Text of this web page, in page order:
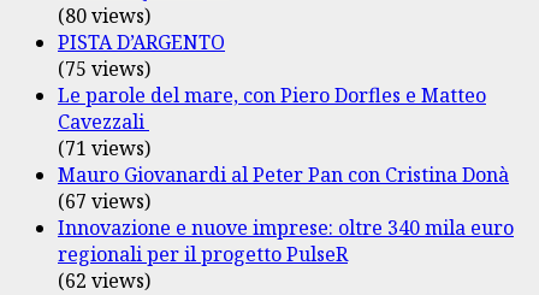
(80 views)
PISTA D’ARGENTO
(75 views)
Le parole del mare, con Piero Dorfles e Matteo
Cavezzali
(71 views)
Mauro Giovanardi al Peter Pan con Cristina Donà
(67 views)
Innovazione e nuove imprese: oltre 340 mila euro
regionali per il progetto PulseR
(62 views)